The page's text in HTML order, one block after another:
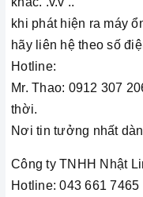
khi phát hiện ra máy
hãy liên hệ theo số
Hotline:
Mr. Thao: 0912 307
thời.
Nơi tin tưởng nhất
Công ty TNHH Nhật
Hotline: 043 661